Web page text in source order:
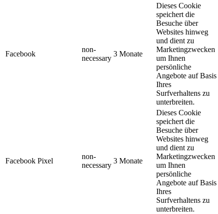
Facebook
non-
necessary
3 Monate
Dieses Cookie
speichert die
Besuche über
Websites hinweg
und dient zu
Marketingzwecken
um Ihnen
persönliche
Angebote auf Basis
Ihres
Surfverhaltens zu
unterbreiten.
Facebook Pixel
non-
necessary
3 Monate
Dieses Cookie
speichert die
Besuche über
Websites hinweg
und dient zu
Marketingzwecken
um Ihnen
persönliche
Angebote auf Basis
Ihres
Surfverhaltens zu
unterbreiten.